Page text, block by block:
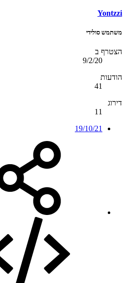
Yontzzi
משתמש סולידי
הצטרף ב
9/2/20
הודעות
41
דירוג
11
19/10/21